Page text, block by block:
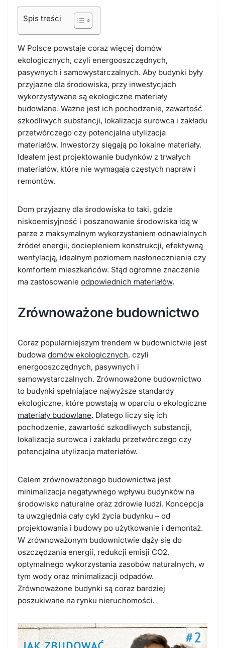
Spis treści
W Polsce powstaje coraz więcej domów
ekologicznych, czyli energooszczędnych,
pasywnych i samowystarczalnych. Aby budynki były
przyjazne dla środowiska, przy inwestycjach
wykorzystywane są ekologiczne materiały
budowlane. Ważne jest ich pochodzenie, zawartość
szkodliwych substancji, lokalizacja surowca i zakładu
przetwórczego czy potencjalna utylizacja
materiałów. Inwestorzy sięgają po lokalne materiały.
Ideałem jest projektowanie budynków z trwałych
materiałów, które nie wymagają częstych napraw i
remontów.
Dom przyjazny dla środowiska to taki, gdzie
niskoemisyjność i poszanowanie środowiska idą w
parze z maksymalnym wykorzystaniem odnawialnych
źródeł energii, dociepleniem konstrukcji, efektywną
wentylacją, idealnym poziomem nasłonecznienia czy
komfortem mieszkańców. Stąd ogromne znaczenie
ma zastosowanie odpowiednich materiałów.
Zrównoważone budownictwo
Coraz popularniejszym trendem w budownictwie jest
budowa domów ekologicznych, czyli
energooszczędnych, pasywnych i
samowystarczalnych. Zrównoważone budownictwo
to budynki spełniające najwyższe standardy
ekologiczne, które powstają w oparciu o ekologiczne
materiały budowlane. Dlatego liczy się ich
pochodzenie, zawartość szkodliwych substancji,
lokalizacja surowca i zakładu przetwórczego czy
potencjalna utylizacja materiałów.
Celem zrównoważonego budownictwa jest
minimalizacja negatywnego wpływu budynków na
środowisko naturalne oraz zdrowie ludzi. Koncepcja
ta uwzględnia cały cykl życia budynku – od
projektowania i budowy po użytkowanie i demontaż.
W zrównoważonym budownictwie dąży się do
oszczędzania energii, redukcji emisji CO2,
optymalnego wykorzystania zasobów naturalnych, w
tym wody oraz minimalizacji odpadów.
Zrównoważone budynki są coraz bardziej
poszukiwane na rynku nieruchomości.